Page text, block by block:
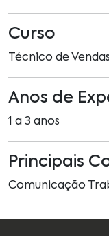
Curso
Técnico de Vendas
Anos de
1 a 3 anos
Principais
Comunicação